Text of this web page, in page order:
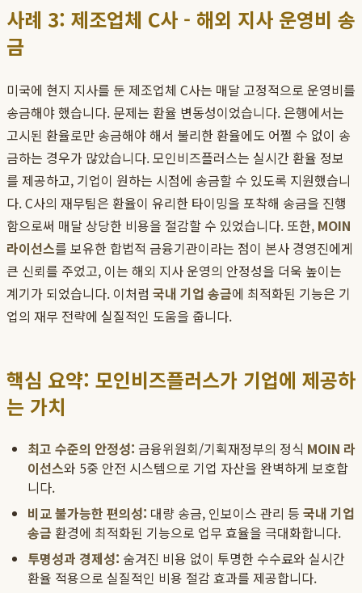
사례 3: 제조업체 C사 - 해외 지사 운영비 송
금
미국에 현지 지사를 둔 제조업체 C사는 매달 고정적으로 운영비를
송금해야 했습니다. 문제는 환율 변동성이었습니다. 은행에서는
고시된 환율로만 송금해야 해서 불리한 환율에도 어쩔 수 없이 송
금하는 경우가 많았습니다. 모인비즈플러스는 실시간 환율 정보
를 제공하고, 기업이 원하는 시점에 송금할 수 있도록 지원했습니
다. C사의 재무팀은 환율이 유리한 타이밍을 포착해 송금을 진행
함으로써 매달 상당한 비용을 절감할 수 있었습니다. 또한, MOIN
라이선스를 보유한 합법적 금융기관이라는 점이 본사 경영진에게
큰 신뢰를 주었고, 이는 해외 지사 운영의 안정성을 더욱 높이는
계기가 되었습니다. 이처럼 국내 기업 송금에 최적화된 기능은 기
업의 재무 전략에 실질적인 도움을 줍니다.
핵심 요약: 모인비즈플러스가 기업에 제공하
는 가치
최고 수준의 안정성: 금융위원회/기획재정부의 정식 MOIN 라
이선스와 5중 안전 시스템으로 기업 자산을 완벽하게 보호합
니다.
비교 불가능한 편의성: 대량 송금, 인보이스 관리 등 국내 기업
송금 환경에 최적화된 기능으로 업무 효율을 극대화합니다.
투명성과 경제성: 숨겨진 비용 없이 투명한 수수료와 실시간
환율 적용으로 실질적인 비용 절감 효과를 제공합니다.